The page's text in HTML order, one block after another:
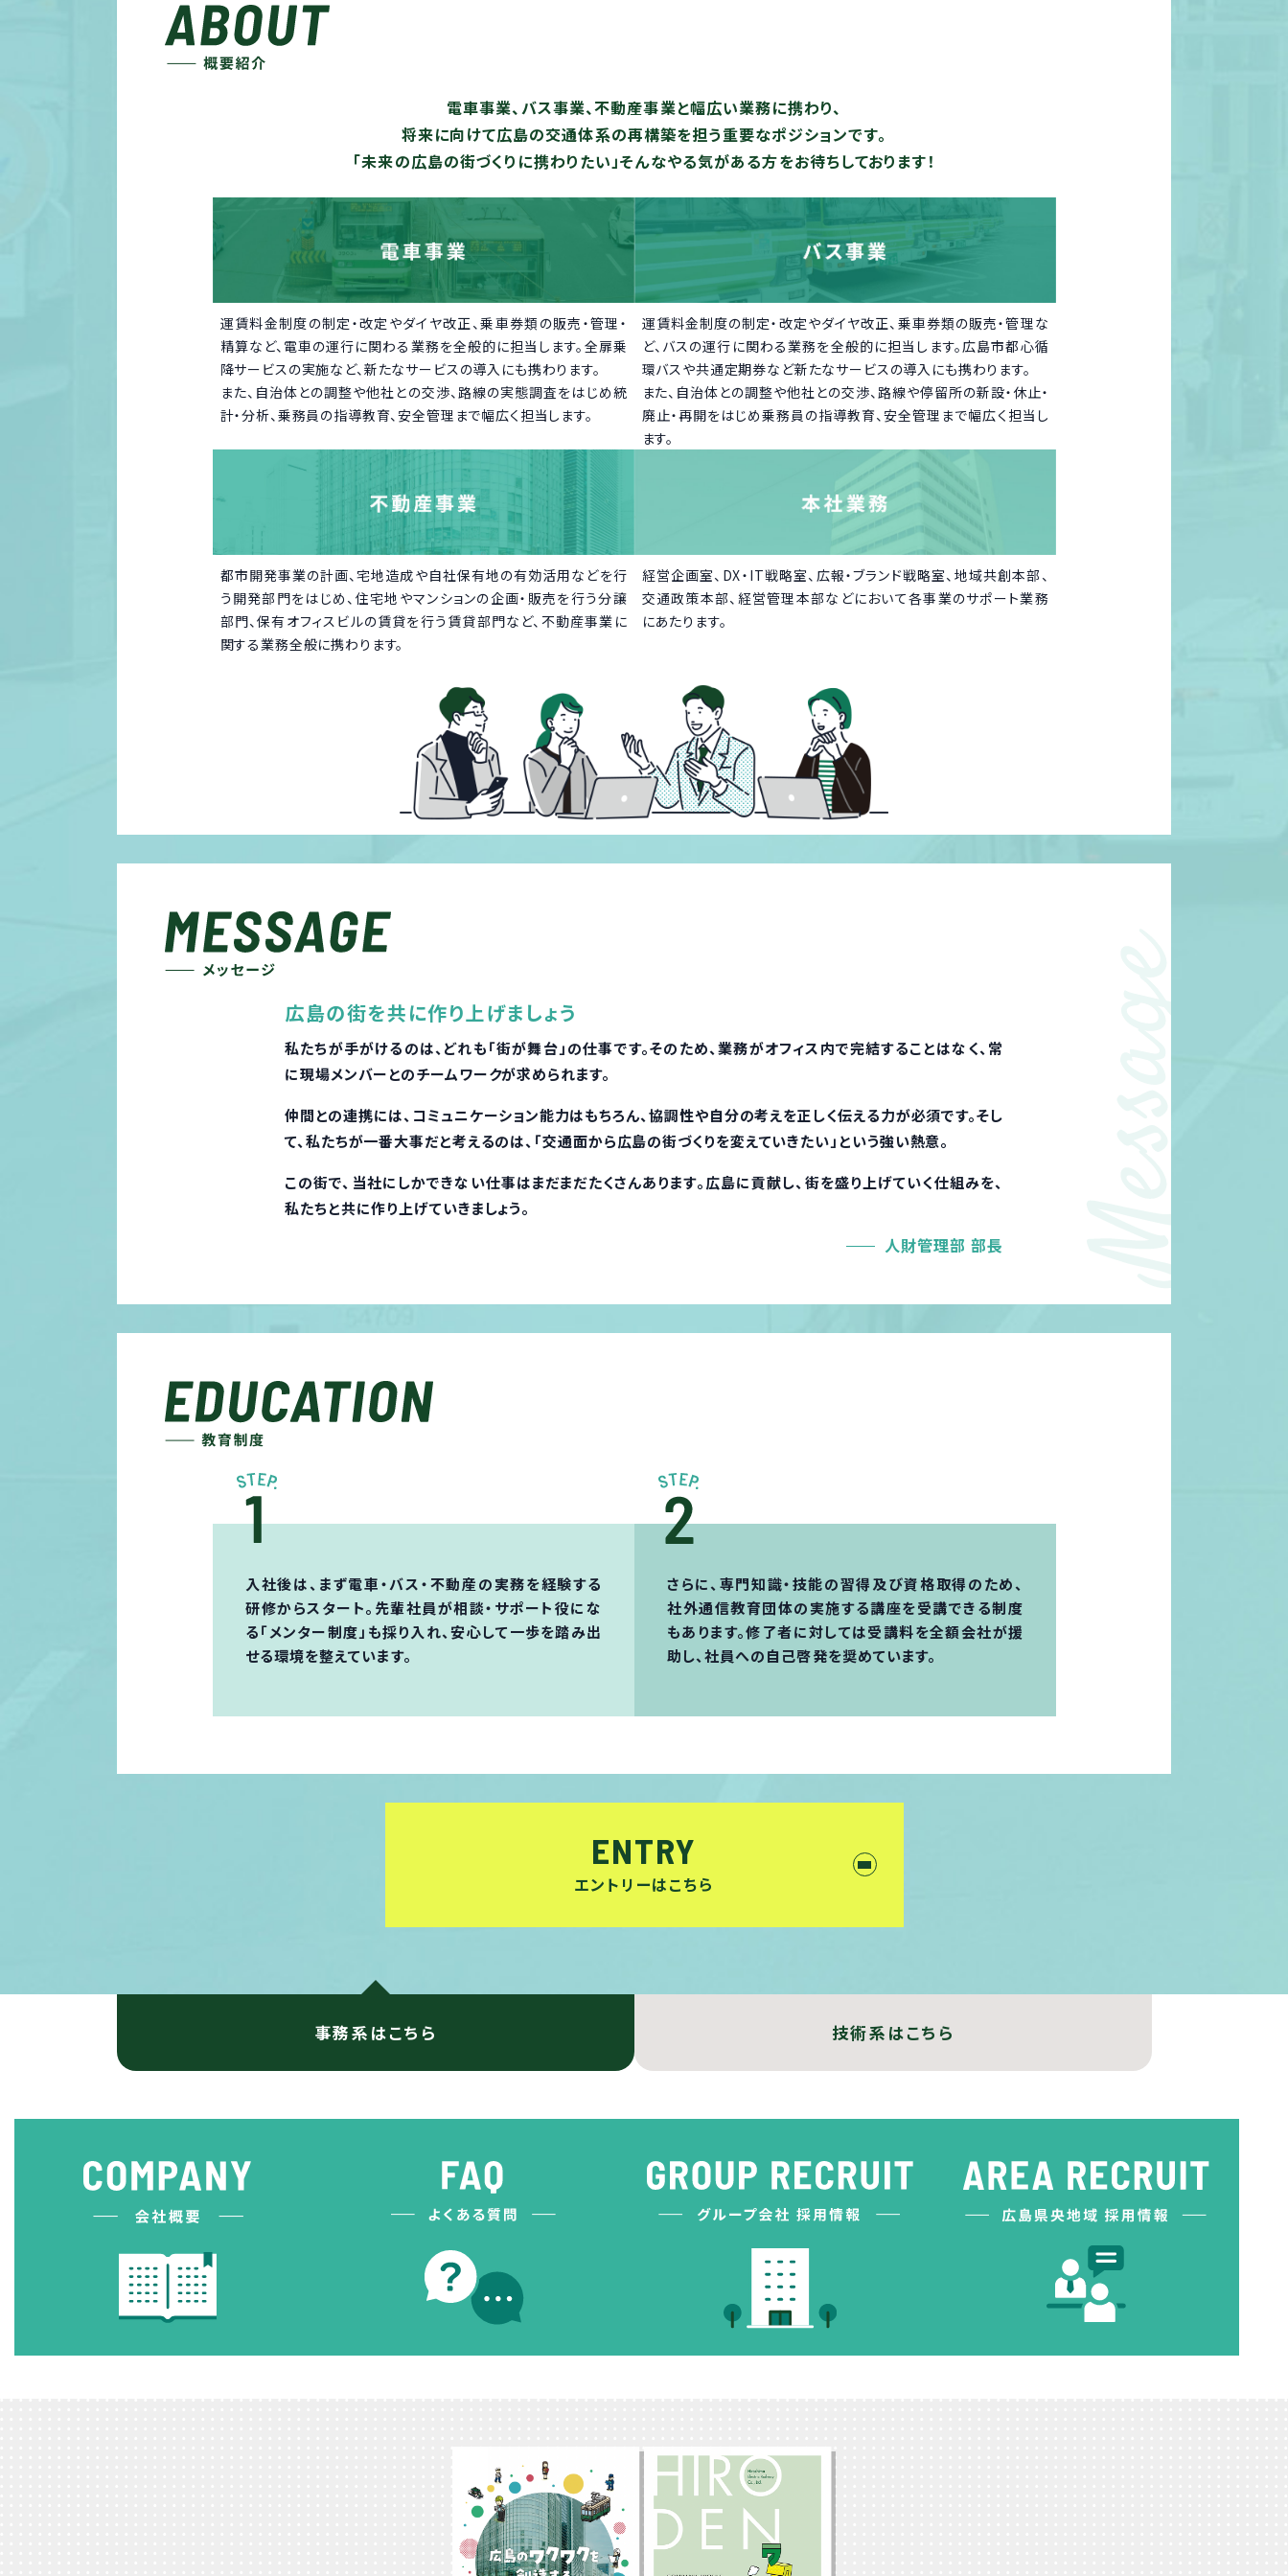
電車事業、バス事業、不動産事業と幅広い業務に携わり、
将来に向けて広島の交通体系の再構築を担う重要なポジションです。
「未来の広島の街づくりに携わりたい」そんなやる気がある方をお待ちしております！
運賃料金制度の制定・改定やダイヤ改正、乗車券類の販売・管理・
精算など、電車の運行に関わる業務を全般的に担当します。全扉乗
降サービスの実施など、新たなサービスの導入にも携わります。
また、自治体との調整や他社との交渉、路線の実態調査をはじめ統
計・分析、乗務員の指導教育、安全管理まで幅広く担当します。
運賃料金制度の制定・改定やダイヤ改正、乗車券類の販売・管理な
ど、バスの運行に関わる業務を全般的に担当します。広島市都心循
環バスや共通定期券など新たなサービスの導入にも携わります。
また、自治体との調整や他社との交渉、路線や停留所の新設・休止・
廃止・再開をはじめ乗務員の指導教育、安全管理まで幅広く担当し
ます。
都市開発事業の計画、宅地造成や自社保有地の有効活用などを行
う開発部門をはじめ、住宅地やマンションの企画・販売を行う分譲
部門、保有オフィスビルの賃貸を行う賃貸部門など、不動産事業に
関する業務全般に携わります。
経営企画室、DX・IT戦略室、広報・ブランド戦略室、地域共創本部、
交通政策本部、経営管理本部などにおいて各事業のサポート業務
にあたります。
広島の街を共に作り上げましょう
私たちが手がけるのは、どれも「街が舞台」の仕事です。そのため、業務がオフィス内で完結することはなく、常
に現場メンバーとのチームワークが求められます。
仲間との連携には、コミュニケーション能力はもちろん、協調性や自分の考えを正しく伝える力が必須です。そし
て、私たちが一番大事だと考えるのは、「交通面から広島の街づくりを変えていきたい」という強い熱意。
この街で、当社にしかできない仕事はまだまだたくさんあります。広島に貢献し、街を盛り上げていく仕組みを、
私たちと共に作り上げていきましょう。
人財管理部 部長
入社後は、まず電車・バス・不動産の実務を経験する
研修からスタート。先輩社員が相談・サポート役にな
る「メンター制度」も採り入れ、安心して一歩を踏み出
せる環境を整えています。
さらに、専門知識・技能の習得及び資格取得のため、
社外通信教育団体の実施する講座を受講できる制度
もあります。修了者に対しては受講料を全額会社が援
助し、社員への自己啓発を奨めています。
ENTRY
エントリーはこちら
事務系はこちら 技術系はこちら